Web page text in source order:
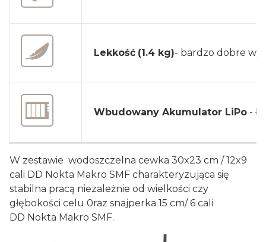
Lekkość (1.4 kg)- bardzo dobre
Wbudowany Akumulator LiPo -
W zestawie wodoszczelna cewka 30x23 cm / 12x9
cali DD Nokta Makro SMF charakteryzująca się
stabilna pracą niezależnie od wielkości czy
głębokości celu 0raz snajperka 15 cm/ 6 cali
DD Nokta Makro SMF.